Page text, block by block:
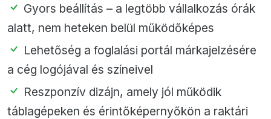
Gyors beállítás – a legtöbb vállalkozás órák
alatt, nem heteken belül működőképes
Lehetőség a foglalási portál márkajelzésére
a cég logójával és színeivel
Reszponzív dizájn, amely jól működik
táblagépeken és érintőképernyőkön a raktári